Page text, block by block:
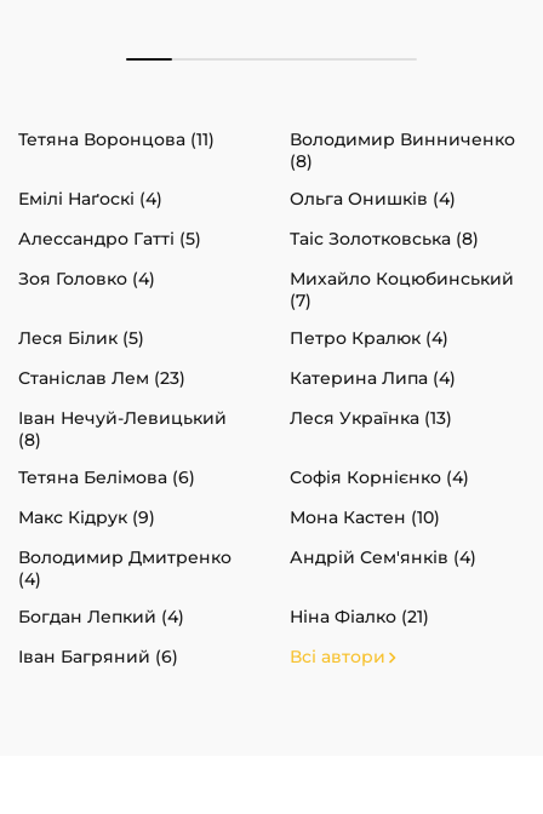
Тетяна Воронцова (11)
Володимир Винниченко
(8)
Емілі Наґоскі (4)
Ольга Онишків (4)
Алессандро Гатті (5)
Таіс Золотковська (8)
Зоя Головко (4)
Михайло Коцюбинський
(7)
Леся Білик (5)
Петро Кралюк (4)
Станіслав Лем (23)
Катерина Липа (4)
Іван Нечуй-Левицький
(8)
Леся Українка (13)
Тетяна Белімова (6)
Софія Корнієнко (4)
Макс Кідрук (9)
Мона Кастен (10)
Володимир Дмитренко
(4)
Андрій Сем'янків (4)
Богдан Лепкий (4)
Ніна Фіалко (21)
Іван Багряний (6)
Всі автори